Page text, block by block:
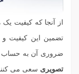
از آنجا که کیفیت
تضمین این کیفیت
ضروری آن به حساب
تصویری سعی می